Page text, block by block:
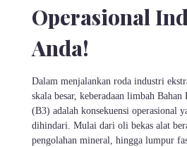
Operasional
Anda!
Dalam menjalankan roda industri
skala besar, keberadaan limbah Bahan
(B3) adalah konsekuensi operasional
dihindari. Mulai dari oli bekas alat
pengolahan mineral, hingga lumpur